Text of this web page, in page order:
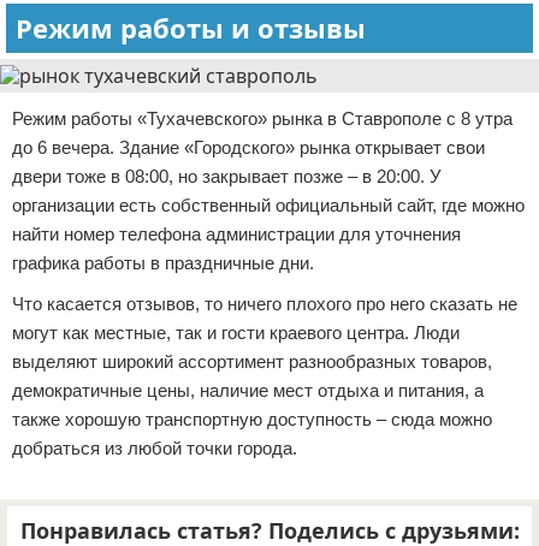
Режим работы и отзывы
Режим работы «Тухачевского» рынка в Ставрополе с 8 утра
до 6 вечера. Здание «Городского» рынка открывает свои
двери тоже в 08:00, но закрывает позже – в 20:00. У
организации есть собственный официальный сайт, где можно
найти номер телефона администрации для уточнения
графика работы в праздничные дни.
Что касается отзывов, то ничего плохого про него сказать не
могут как местные, так и гости краевого центра. Люди
выделяют широкий ассортимент разнообразных товаров,
демократичные цены, наличие мест отдыха и питания, а
также хорошую транспортную доступность – сюда можно
добраться из любой точки города.
Понравилась статья? Поделись с друзьями: